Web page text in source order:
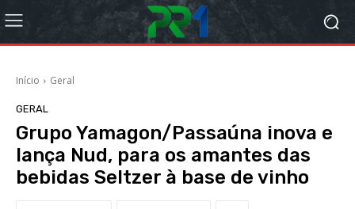
Início Geral
GERAL
Grupo Yamagon/Passaúna inova e
lança Nud, para os amantes das
bebidas Seltzer à base de vinho